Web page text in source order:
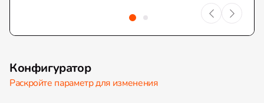
Конфигуратор
Раскройте параметр для изменения